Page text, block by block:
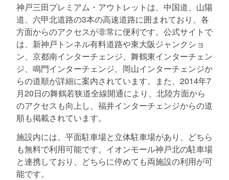
神戸三田プレミアム・アウトレットは、中国道、山陽
道、六甲北道路の3本の高速道路に囲まれており、各
方面からのアクセスが非常に便利です。公式サイトで
は、新神戸トンネル有料道路や東大阪ジャンクショ
ン、京都南インターチェンジ、舞鶴東インターチェン
ジ、鳴門インターチェンジ、岡山インターチェンジか
らの道順が詳細に案内されています。また、2014年7
月20日の舞鶴若狭道全線開通により、北陸方面から
のアクセスも向上し、福井インターチェンジからの道
順も掲載されています。
施設内には、平面駐車場と立体駐車場があり、どちら
も無料で利用可能です。イオンモール神戸北の駐車場
と連携しており、どちらに停めても両施設の利用が可
能です。